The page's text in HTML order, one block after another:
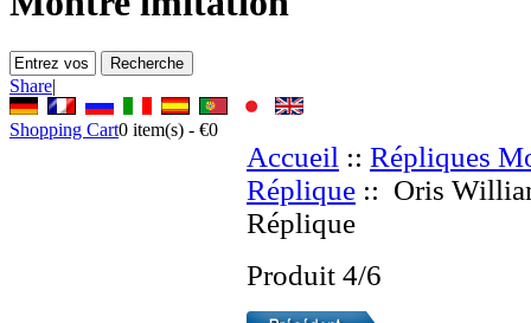
Share|
Shopping Cart0 item(s) - €0
Accueil :: Répliques
Réplique :: Oris
Réplique
Produit 4/6